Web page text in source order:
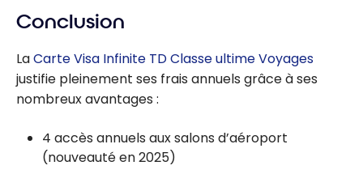
credit card
warranty
insurance
work?
Conclusion
LaCarte Visa Infinite TD Classe ultime Voyages
justifie pleinement ses frais annuels grâce à ses
nombreux avantages :
4 accès annuels aux salons d’aéroport
(nouveauté en 2025)